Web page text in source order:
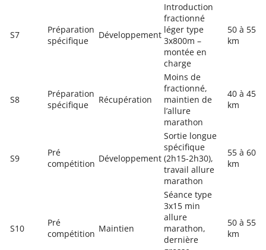
S7
Préparation
spécifique
Développement
Introduction
fractionné
léger type
3x800m –
montée en
charge
50 à 55
km
S8
Préparation
spécifique
Récupération
Moins de
fractionné,
maintien de
l’allure
marathon
40 à 45
km
S9
Pré
compétition Développement
Sortie longue
spécifique
(2h15-2h30),
travail allure
marathon
55 à 60
km
S10
Pré
compétition Maintien
Séance type
3x15 min
allure
marathon,
dernière
50 à 55
km